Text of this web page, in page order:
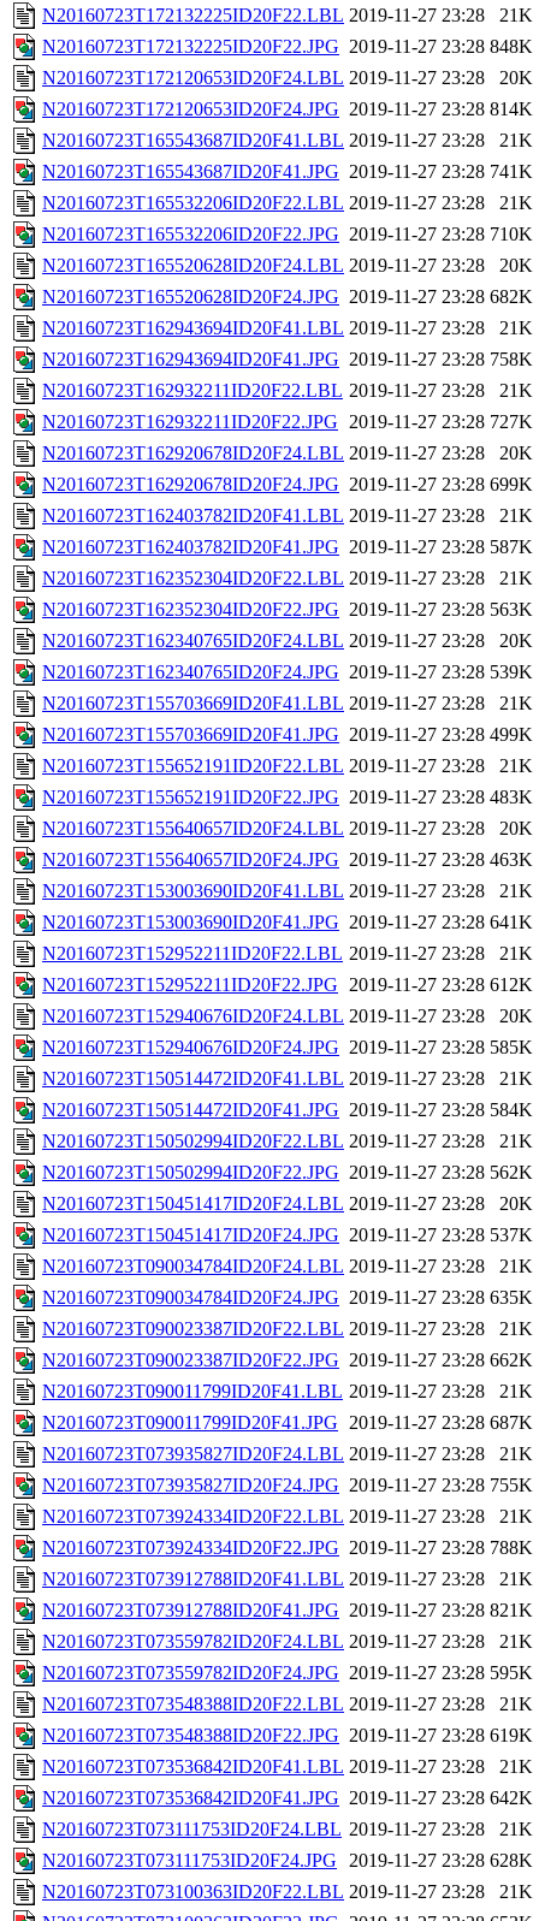
N20160723T172132225ID20F22.LBL 2019-11-27 23:28
21K
N20160723T172132225ID20F22.JPG 2019-11-27 23:28 848K
N20160723T172120653ID20F24.LBL 2019-11-27 23:28
20K
N20160723T172120653ID20F24.JPG 2019-11-27 23:28 814K
N20160723T165543687ID20F41.LBL 2019-11-27 23:28
21K
N20160723T165543687ID20F41.JPG 2019-11-27 23:28 741K
N20160723T165532206ID20F22.LBL 2019-11-27 23:28
21K
N20160723T165532206ID20F22.JPG 2019-11-27 23:28 710K
N20160723T165520628ID20F24.LBL 2019-11-27 23:28
20K
N20160723T165520628ID20F24.JPG 2019-11-27 23:28 682K
N20160723T162943694ID20F41.LBL 2019-11-27 23:28
21K
N20160723T162943694ID20F41.JPG 2019-11-27 23:28 758K
N20160723T162932211ID20F22.LBL 2019-11-27 23:28
21K
N20160723T162932211ID20F22.JPG 2019-11-27 23:28 727K
N20160723T162920678ID20F24.LBL 2019-11-27 23:28
20K
N20160723T162920678ID20F24.JPG 2019-11-27 23:28 699K
N20160723T162403782ID20F41.LBL 2019-11-27 23:28
21K
N20160723T162403782ID20F41.JPG 2019-11-27 23:28 587K
N20160723T162352304ID20F22.LBL 2019-11-27 23:28
21K
N20160723T162352304ID20F22.JPG 2019-11-27 23:28 563K
N20160723T162340765ID20F24.LBL 2019-11-27 23:28
20K
N20160723T162340765ID20F24.JPG 2019-11-27 23:28 539K
N20160723T155703669ID20F41.LBL 2019-11-27 23:28
21K
N20160723T155703669ID20F41.JPG 2019-11-27 23:28 499K
N20160723T155652191ID20F22.LBL 2019-11-27 23:28
21K
N20160723T155652191ID20F22.JPG 2019-11-27 23:28 483K
N20160723T155640657ID20F24.LBL 2019-11-27 23:28
20K
N20160723T155640657ID20F24.JPG 2019-11-27 23:28 463K
N20160723T153003690ID20F41.LBL 2019-11-27 23:28
21K
N20160723T153003690ID20F41.JPG 2019-11-27 23:28 641K
N20160723T152952211ID20F22.LBL 2019-11-27 23:28
21K
N20160723T152952211ID20F22.JPG 2019-11-27 23:28 612K
N20160723T152940676ID20F24.LBL 2019-11-27 23:28
20K
N20160723T152940676ID20F24.JPG 2019-11-27 23:28 585K
N20160723T150514472ID20F41.LBL 2019-11-27 23:28
21K
N20160723T150514472ID20F41.JPG 2019-11-27 23:28 584K
N20160723T150502994ID20F22.LBL 2019-11-27 23:28
21K
N20160723T150502994ID20F22.JPG 2019-11-27 23:28 562K
N20160723T150451417ID20F24.LBL 2019-11-27 23:28
20K
N20160723T150451417ID20F24.JPG 2019-11-27 23:28 537K
N20160723T090034784ID20F24.LBL 2019-11-27 23:28
21K
N20160723T090034784ID20F24.JPG 2019-11-27 23:28 635K
N20160723T090023387ID20F22.LBL 2019-11-27 23:28
21K
N20160723T090023387ID20F22.JPG 2019-11-27 23:28 662K
N20160723T090011799ID20F41.LBL 2019-11-27 23:28
21K
N20160723T090011799ID20F41.JPG 2019-11-27 23:28 687K
N20160723T073935827ID20F24.LBL 2019-11-27 23:28
21K
N20160723T073935827ID20F24.JPG 2019-11-27 23:28 755K
N20160723T073924334ID20F22.LBL 2019-11-27 23:28
21K
N20160723T073924334ID20F22.JPG 2019-11-27 23:28 788K
N20160723T073912788ID20F41.LBL 2019-11-27 23:28
21K
N20160723T073912788ID20F41.JPG 2019-11-27 23:28 821K
N20160723T073559782ID20F24.LBL 2019-11-27 23:28
21K
N20160723T073559782ID20F24.JPG 2019-11-27 23:28 595K
N20160723T073548388ID20F22.LBL 2019-11-27 23:28
21K
N20160723T073548388ID20F22.JPG 2019-11-27 23:28 619K
N20160723T073536842ID20F41.LBL 2019-11-27 23:28
21K
N20160723T073536842ID20F41.JPG 2019-11-27 23:28 642K
N20160723T073111753ID20F24.LBL 2019-11-27 23:28
21K
N20160723T073111753ID20F24.JPG
2019-11-27 23:28 628K
N20160723T073100363ID20F22.LBL 2019-11-27 23:28
21K